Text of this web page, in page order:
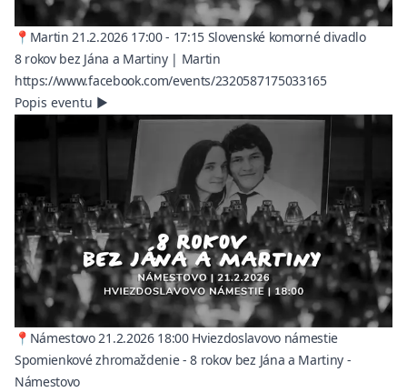
📍Martin 21.2.2026 17:00 - 17:15 Slovenské komorné divadlo
8 rokov bez Jána a Martiny | Martin
https://www.facebook.com/events/2320587175033165(opens in a
Popis eventu ▶
📍Námestovo 21.2.2026 18:00 Hviezdoslavovo námestie
Spomienkové zhromaždenie - 8 rokov bez Jána a Martiny -
Námestovo